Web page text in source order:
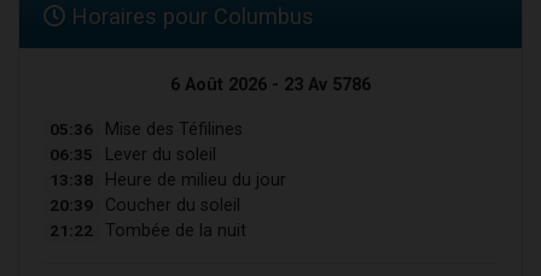
Horaires pour Columbus
6 Août 2026 - 23 Av 5786
05:36 Mise des Téfilines
06:35 Lever du soleil
13:38 Heure de milieu du jour
20:39 Coucher du soleil
21:22 Tombée de la nuit